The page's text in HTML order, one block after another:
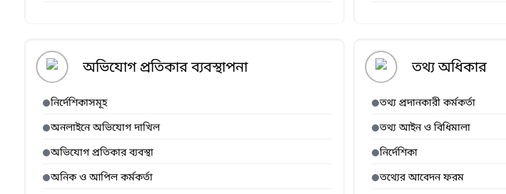
অভিযোগ প্রতিকার ব্যবস্থাপনা
নির্দেশিকাসমূহ
অনলাইনে অভিযোগ দাখিল
অভিযোগ প্রতিকার ব্যবস্থা
অনিক ও আপিল কর্মকর্তা
তথ্য অধিকার
তথ্য প্রদানকারী কর্মকর্তা
তথ্য আইন ও বিধিমালা
নির্দেশিকা
তথ্যের আবেদন ফরম